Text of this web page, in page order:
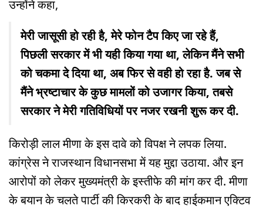
उन्होंने कहा,
मेरी जासूसी हो रही है, मेरे फोन टैप किए जा रहे हैं,
पिछली सरकार में भी यही किया गया था, लेकिन मैंने सभी
को चकमा दे दिया था, अब फिर से वही हो रहा है. जब से
मैंने भ्रष्टाचार के कुछ मामलों को उजागर किया, तबसे
सरकार ने मेरी गतिविधियों पर नजर रखनी शुरू कर दी.
किरोड़ी लाल मीणा के इस दावे को विपक्ष ने लपक लिया.
कांग्रेस ने राजस्थान विधानसभा में यह मुद्दा उठाया. और इन
आरोपों को लेकर मुख्यमंत्री के इस्तीफे की मांग कर दी. मीणा
के बयान के चलते पार्टी की किरकरी के बाद हाईकमान एक्टिव